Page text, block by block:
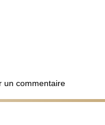
un commentaire